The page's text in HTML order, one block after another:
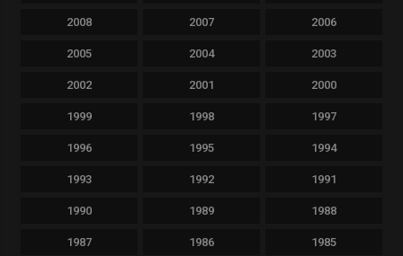
2008 2007 2006
2005 2004 2003
2002 2001 2000
1999 1998 1997
1996 1995 1994
1993 1992 1991
1990 1989 1988
1987 1986 1985